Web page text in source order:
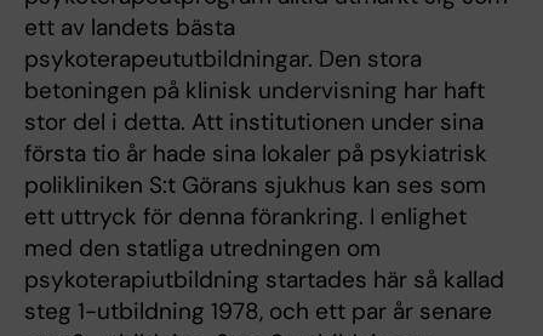
ett av landets bästa
psykoterapeututbildningar. Den stora
betoningen på klinisk undervisning har haft
stor del i detta. Att institutionen under sina
första tio år hade sina lokaler på psykiatrisk
polikliniken S:t Görans sjukhus kan ses som
ett uttryck för denna förankring. I enlighet
med den statliga utredningen om
psykoterapiutbildning startades här så kallad
steg 1-utbildning 1978, och ett par år senare